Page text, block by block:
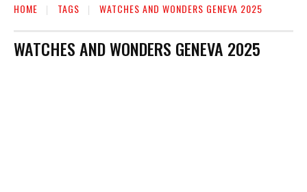
HOME TAGS WATCHES AND WONDERS GENEVA 2025
WATCHES AND WONDERS GENEVA 2025